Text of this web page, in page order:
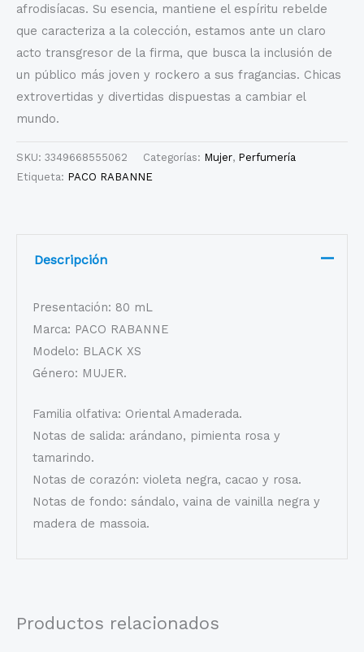
afrodisíacas. Su esencia, mantiene el espíritu rebelde
que caracteriza a la colección, estamos ante un claro
acto transgresor de la firma, que busca la inclusión de
un público más joven y rockero a sus fragancias. Chicas
extrovertidas y divertidas dispuestas a cambiar el
mundo.
SKU: 3349668555062 Categorías: Mujer, Perfumería
Etiqueta: PACO RABANNE
Descripción
Presentación: 80 mL
Marca: PACO RABANNE
Modelo: BLACK XS
Género: MUJER.
Familia olfativa: Oriental Amaderada.
Notas de salida: arándano, pimienta rosa y
tamarindo.
Notas de corazón: violeta negra, cacao y rosa.
Notas de fondo: sándalo, vaina de vainilla negra y
madera de massoia.
Productos relacionados